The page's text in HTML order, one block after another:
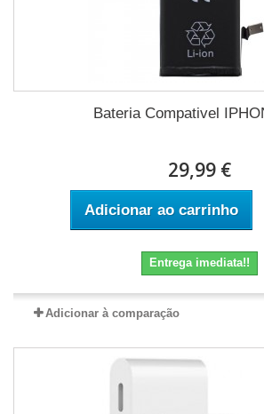
Bateria Compativel
29,99 €
Adicionar ao carrinho
Entrega imediata!!
Adicionar à comparação